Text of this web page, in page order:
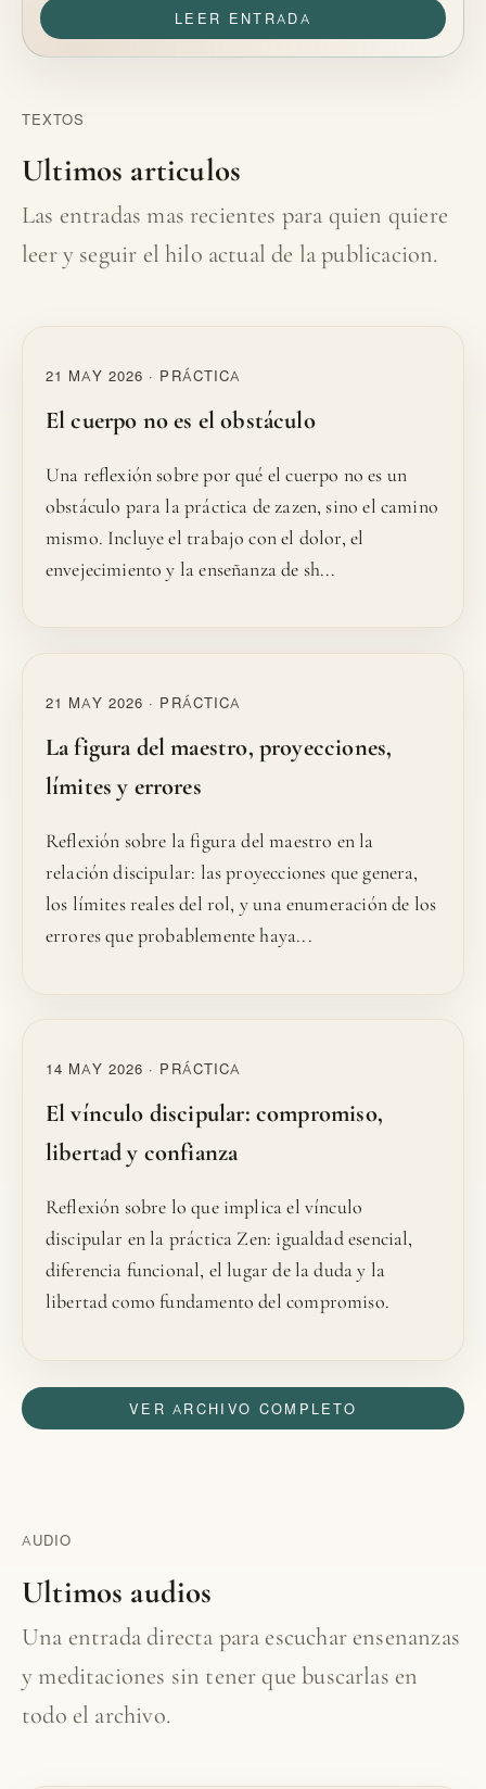
LEER ENTRADA
TEXTOS
Ultimos articulos
Las entradas mas recientes para quien quiere
leer y seguir el hilo actual de la publicacion.
21 MAY 2026 · PRÁCTICA
El cuerpo no es el obstáculo
Una reflexión sobre por qué el cuerpo no es un
obstáculo para la práctica de zazen, sino el camino
mismo. Incluye el trabajo con el dolor, el
envejecimiento y la enseñanza de sh...
21 MAY 2026 · PRÁCTICA
La figura del maestro, proyecciones,
límites y errores
Reflexión sobre la figura del maestro en la
relación discipular: las proyecciones que genera,
los límites reales del rol, y una enumeración de los
errores que probablemente haya...
14 MAY 2026 · PRÁCTICA
El vínculo discipular: compromiso,
libertad y confianza
Reflexión sobre lo que implica el vínculo
discipular en la práctica Zen: igualdad esencial,
diferencia funcional, el lugar de la duda y la
libertad como fundamento del compromiso.
VER ARCHIVO COMPLETO
AUDIO
Ultimos audios
Una entrada directa para escuchar ensenanzas
y meditaciones sin tener que buscarlas en
todo el archivo.